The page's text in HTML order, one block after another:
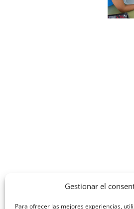
Gestionar el
Para ofrecer las mejores experiencias,